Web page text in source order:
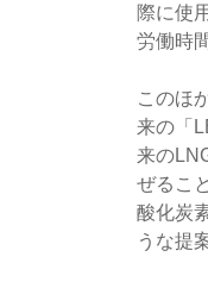
際に使
労働時
このほ
来の「
来の
ぜるこ
酸化炭
うな提